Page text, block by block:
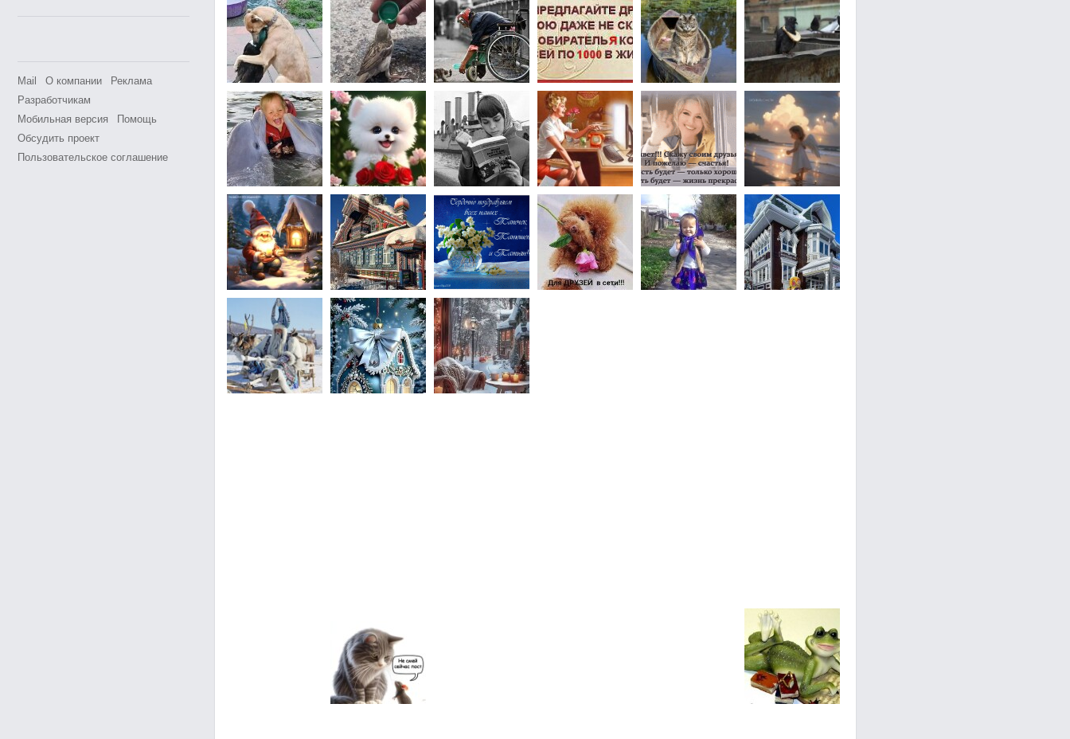
Mail О компании
Реклама
Разработчикам
Мобильная версия
Помощь
Обсудить проект
Пользовательское соглашение